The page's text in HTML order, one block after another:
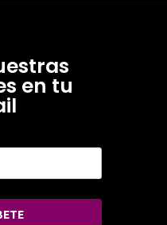
en tu